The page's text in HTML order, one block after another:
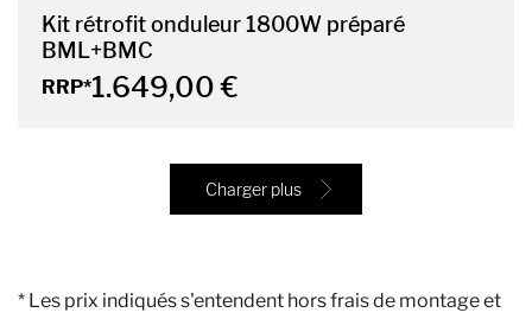
Kit rétrofit onduleur 1800W préparé
BML+BMC
RRP*1.649,00 €
Charger plus
* Les prix indiqués s'entendent hors frais de montage et